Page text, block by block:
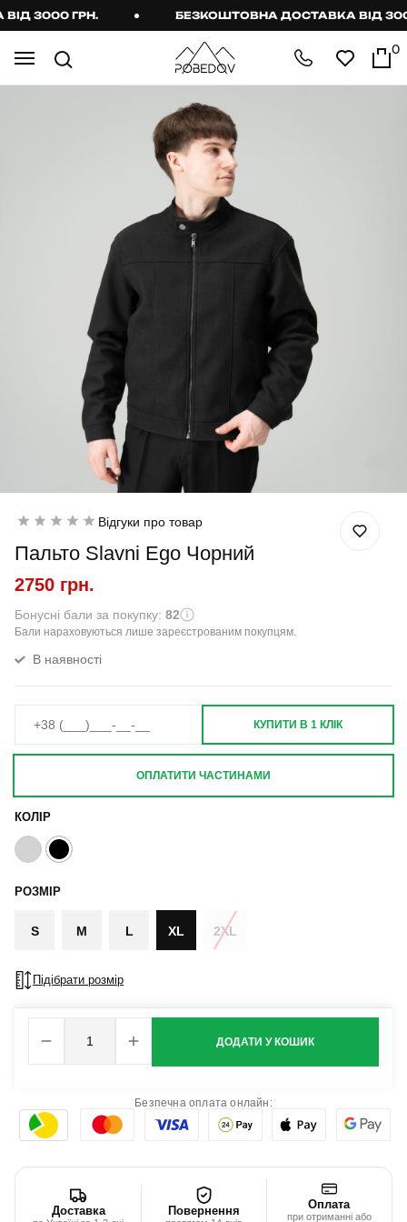
3000 ГРН. БЕЗКОШТОВНА ДОСТАВКА ВІД 3000
0
Відгуки про товар
Пальто Slavni Ego Чорний
2750 грн.
Бонусні бали за покупку: 82
Бали нараховуються лише зареєстрованим покупцям.
В наявності
КОЛІР
РОЗМІР
S M L XL 2XL
Підібрати розмір
ДОДАТИ У КОШИК
КУПИТИ В 1 КЛІК
ОПЛАТИТИ ЧАСТИНАМИ
Безпечна оплата онлайн:
Доставка Повернення Оплата
при отриманні або